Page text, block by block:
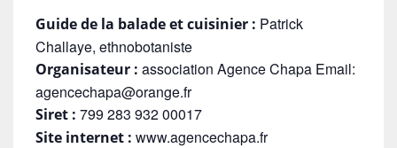
Guide de la balade et cuisinier : Patrick
Challaye, ethnobotaniste
Organisateur : association Agence Chapa Email:
agencechapa@orange.fr
Siret : 799 283 932 00017
Site internet : www.agencechapa.fr